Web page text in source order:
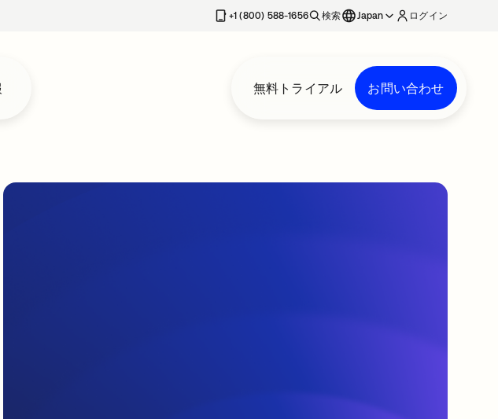
+1 (800) 588-1656 検索 Japan ログイン
無料トライアル お問い合わせ